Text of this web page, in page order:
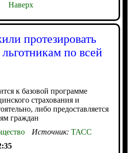
Наверх
протезировать
по всей
к базовой программе
страхования и
либо предоставляется
граждан
Источник: ТАСС